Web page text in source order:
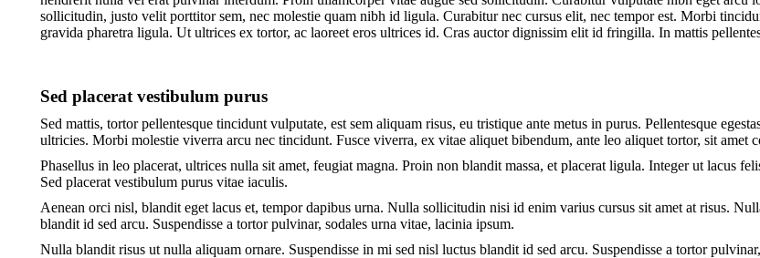
sollicitudin, justo velit porttitor sem, nec molestie quam nibh id ligula. Curabitur nec cursus elit, nec tempor est. Morbi
gravida pharetra ligula. Ut ultrices ex tortor, ac laoreet eros ultrices id. Cras auctor dignissim elit id fringilla. In mattis
Sed placerat vestibulum purus
Sed mattis, tortor pellentesque tincidunt vulputate, est sem aliquam risus, eu tristique ante metus in purus. Pellentesque
ultricies. Morbi molestie viverra arcu nec tincidunt. Fusce viverra, ex vitae aliquet bibendum, ante leo aliquet tortor, sit amet
Phasellus in leo placerat, ultrices nulla sit amet, feugiat magna. Proin non blandit massa, et placerat ligula. Integer ut lacus
Sed placerat vestibulum purus vitae iaculis.
Aenean orci nisl, blandit eget lacus et, tempor dapibus urna. Nulla sollicitudin nisi id enim varius cursus sit amet at risus.
blandit id sed arcu. Suspendisse a tortor pulvinar, sodales urna vitae, lacinia ipsum.
Nulla blandit risus ut nulla aliquam ornare. Suspendisse in mi sed nisl luctus blandit id sed arcu. Suspendisse a tortor